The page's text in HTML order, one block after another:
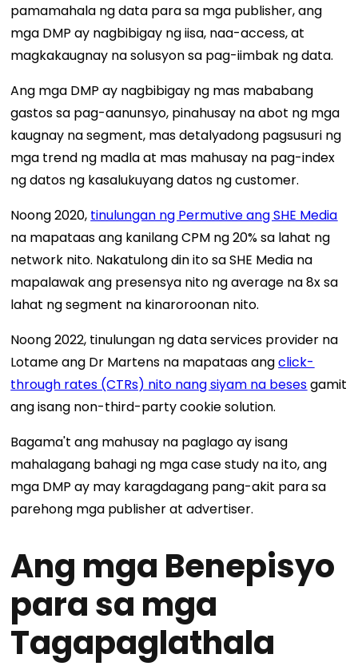
pamamahala ng data para sa mga publisher, ang
mga DMP ay nagbibigay ng iisa, naa-access, at
magkakaugnay na solusyon sa pag-iimbak ng data.
Ang mga DMP ay nagbibigay ng mas mababang
gastos sa pag-aanunsyo, pinahusay na abot ng mga
kaugnay na segment, mas detalyadong pagsusuri ng
mga trend ng madla at mas mahusay na pag-index
ng datos ng kasalukuyang datos ng customer.
Noong 2020, tinulungan ng Permutive ang SHE Media
na mapataas ang kanilang CPM ng 20% ​​sa lahat ng
network nito. Nakatulong din ito sa SHE Media na
mapalawak ang presensya nito ng average na 8x sa
lahat ng segment na kinaroroonan nito.
Noong 2022, tinulungan ng data services provider na
Lotame ang Dr Martens na mapataas angclick-
through rates (CTRs) nito nang siyam na besesgamit
ang isang non-third-party cookie solution.
Bagama't ang mahusay na paglago ay isang
mahalagang bahagi ng mga case study na ito, ang
mga DMP ay may karagdagang pang-akit para sa
parehong mga publisher at advertiser.
Ang mga Benepisyo
para sa mga
Tagapaglathala